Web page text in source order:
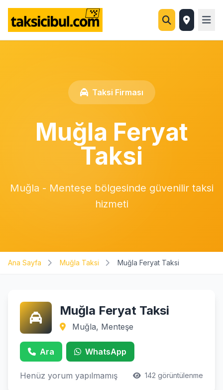
Taksi Firması
Muğla Feryat
Taksi
Muğla - Menteşe bölgesinde güvenilir taksi
hizmeti
Ana Sayfa Muğla Taksi Muğla Feryat Taksi
Muğla Feryat Taksi
Muğla, Menteşe
Ara WhatsApp
Henüz yorum yapılmamış 142 görüntülenme